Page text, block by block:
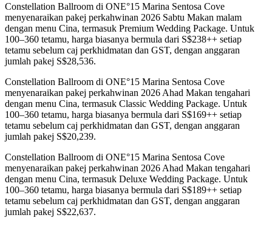
Constellation Ballroom di ONE°15 Marina Sentosa Cove
menyenaraikan pakej perkahwinan 2026 Sabtu Makan malam
dengan menu Cina, termasuk Premium Wedding Package. Untuk
100–360 tetamu, harga biasanya bermula dari S$238++ setiap
tetamu sebelum caj perkhidmatan dan GST, dengan anggaran
jumlah pakej S$28,536.
Constellation Ballroom di ONE°15 Marina Sentosa Cove
menyenaraikan pakej perkahwinan 2026 Ahad Makan tengahari
dengan menu Cina, termasuk Classic Wedding Package. Untuk
100–360 tetamu, harga biasanya bermula dari S$169++ setiap
tetamu sebelum caj perkhidmatan dan GST, dengan anggaran
jumlah pakej S$20,239.
Constellation Ballroom di ONE°15 Marina Sentosa Cove
menyenaraikan pakej perkahwinan 2026 Ahad Makan tengahari
dengan menu Cina, termasuk Deluxe Wedding Package. Untuk
100–360 tetamu, harga biasanya bermula dari S$189++ setiap
tetamu sebelum caj perkhidmatan dan GST, dengan anggaran
jumlah pakej S$22,637.